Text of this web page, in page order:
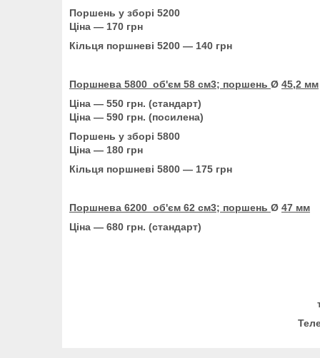
Поршень у зборі 5200
Ціна — 170 грн
Кільця поршневі 5200 — 140 грн
Поршнева 5800 об'єм 58 см3; поршень Ø 45,2 мм
Ціна — 550 грн. (стандарт)
Ціна — 590 грн. (посилена)
Поршень у зборі 5800
Ціна — 180 грн
Кільця поршневі 5800 — 175 грн
Поршнева 6200 об'єм 62 см3; поршень Ø 47 мм
Ціна — 680 грн. (стандарт)